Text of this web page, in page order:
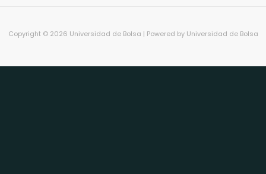
Copyright © 2026 Universidad de Bolsa | Powered by Universidad de Bolsa